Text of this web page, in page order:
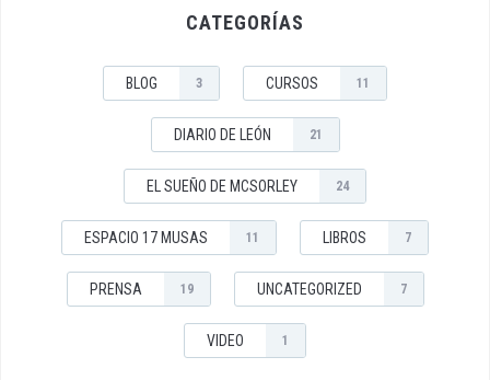
CATEGORÍAS
BLOG 3 CURSOS 11
DIARIO DE LEÓN 21
EL SUEÑO DE MCSORLEY 24
ESPACIO 17 MUSAS 11 LIBROS 7
PRENSA 19 UNCATEGORIZED 7
VIDEO 1